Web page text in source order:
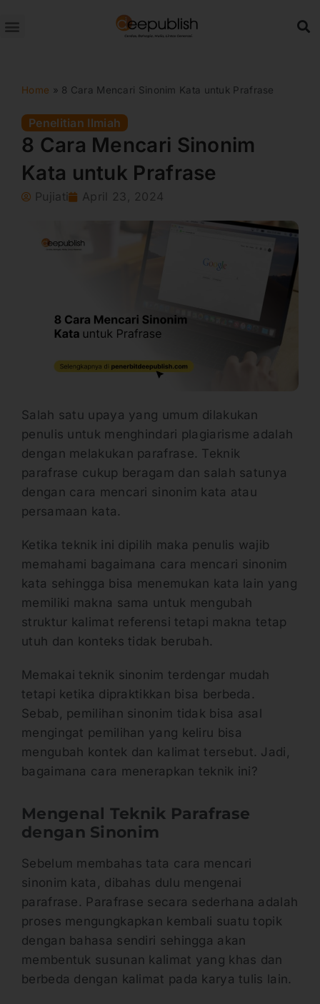
ke
Home » 8 Cara Mencari Sinonim Kata untuk Prafrase
Penelitian Ilmiah
8 Cara Mencari Sinonim
Kata untuk Prafrase
Pujiati April 23, 2024
Salah satu upaya yang umum dilakukan
penulis untuk menghindari plagiarisme adalah
dengan melakukan parafrase. Teknik
parafrase cukup beragam dan salah satunya
dengan cara mencari sinonim kata atau
persamaan kata.
Ketika teknik ini dipilih maka penulis wajib
memahami bagaimana cara mencari sinonim
kata sehingga bisa menemukan kata lain yang
memiliki makna sama untuk mengubah
struktur kalimat referensi tetapi makna tetap
utuh dan konteks tidak berubah.
Memakai teknik sinonim terdengar mudah
tetapi ketika dipraktikkan bisa berbeda.
Sebab, pemilihan sinonim tidak bisa asal
mengingat pemilihan yang keliru bisa
mengubah kontek dan kalimat tersebut. Jadi,
bagaimana cara menerapkan teknik ini?
Mengenal Teknik Parafrase
dengan Sinonim
Sebelum membahas tata cara mencari
sinonim kata, dibahas dulu mengenai
parafrase. Parafrase secara sederhana adalah
proses mengungkapkan kembali suatu topik
dengan bahasa sendiri sehingga akan
membentuk susunan kalimat yang khas dan
berbeda dengan kalimat pada karya tulis lain.